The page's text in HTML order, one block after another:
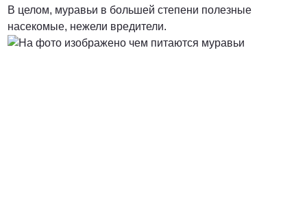
В целом, муравьи в большей степени полезные
насекомые, нежели вредители.